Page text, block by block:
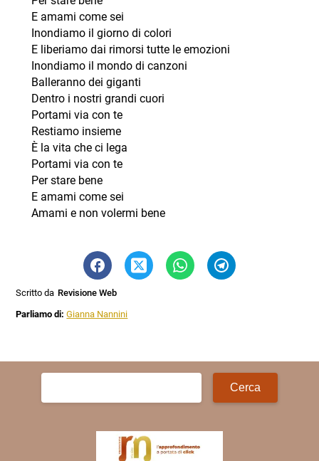
E amami come sei
Inondiamo il giorno di colori
E liberiamo dai rimorsi tutte le emozioni
Inondiamo il mondo di canzoni
Balleranno dei giganti
Dentro i nostri grandi cuori
Portami via con te
Restiamo insieme
È la vita che ci lega
Portami via con te
Per stare bene
E amami come sei
Amami e non volermi bene
Scritto da Revisione Web
Parliamo di:Gianna Nannini
Ricerca